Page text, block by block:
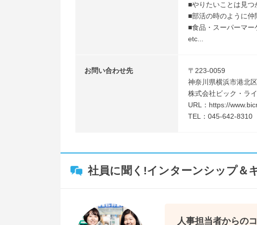
■やりたいことは見つ
■部活の時のように仲
■食品・スーパーマー
etc...
お問い合わせ先
〒223-0059
神奈川県横浜市港北
株式会社ビック・ラ
URL：https://
TEL：045-642-8310
社員に聞く!インターンシップ＆
人事担当者からの